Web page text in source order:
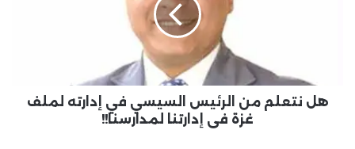
هل نتعلم من الرئيس السيسي في إدارته لملف
غزة في إدارتنا لمدارسنا!!